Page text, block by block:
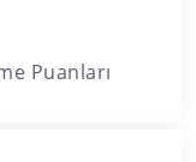
Puanları